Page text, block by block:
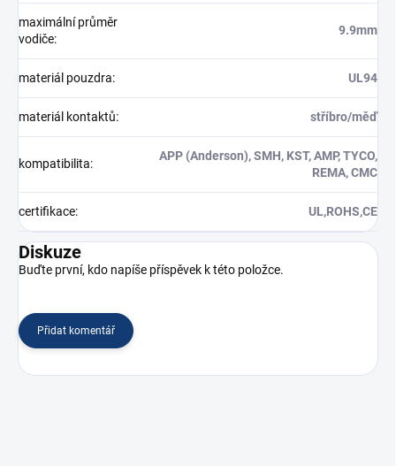
maximální průměr
vodiče:
9.9mm
materiál pouzdra: UL94
materiál kontaktů: stříbro/měď
kompatibilita:
APP (Anderson), SMH, KST, AMP, TYCO,
REMA, CMC
certifikace: UL,ROHS,CE
Diskuze
Buďte první, kdo napíše příspěvek k této položce.
Přidat komentář